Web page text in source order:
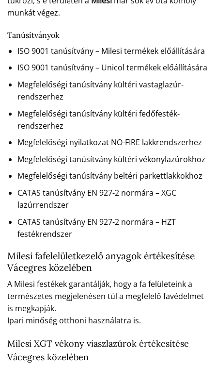
munkát végez.
Tanúsítványok
ISO 9001 tanúsítvány – Milesi termékek előállítására
ISO 9001 tanúsítvány – Unicol termékek előállítására
Megfelelőségi tanúsítvány kültéri vastaglazúr-
rendszerhez
Megfelelőségi tanúsítvány kültéri fedőfesték-
rendszerhez
Megfelelőségi nyilatkozat NO-FIRE lakkrendszerhez
Megfelelőségi tanúsítvány kültéri vékonylazúrokhoz
Megfelelőségi tanúsítvány beltéri parkettlakkokhoz
CATAS tanúsítvány EN 927-2 normára – XGC
lazúrrendszer
CATAS tanúsítvány EN 927-2 normára – HZT
festékrendszer
Milesi fafelelületkezelő anyagok értékesítése
Vácegres közelében
A Milesi festékek garantálják, hogy a fa felületeink a
természetes megjelenésen túl a megfelelő favédelmet
is megkapják.
Ipari minőség otthoni használatra is.
Milesi XGT vékony viaszlazúrok értékesítése
Vácegres közelében